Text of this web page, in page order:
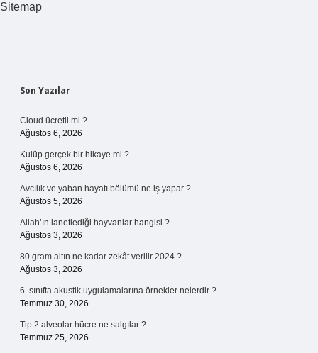
Sitemap
Sidebar
Son Yazılar
Cloud ücretli mi ?
Ağustos 6, 2026
Kulüp gerçek bir hikaye mi ?
Ağustos 6, 2026
Avcılık ve yaban hayatı bölümü ne iş yapar ?
Ağustos 5, 2026
Allah’ın lanetlediği hayvanlar hangisi ?
Ağustos 3, 2026
80 gram altın ne kadar zekât verilir 2024 ?
Ağustos 3, 2026
6. sınıfta akustik uygulamalarına örnekler nelerdir ?
Temmuz 30, 2026
Tip 2 alveolar hücre ne salgılar ?
Temmuz 25, 2026